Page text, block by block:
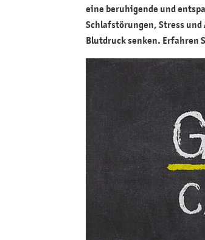
eine beruhigende und
Schlafstörungen, Stress und
Blutdruck senken. Erfahren